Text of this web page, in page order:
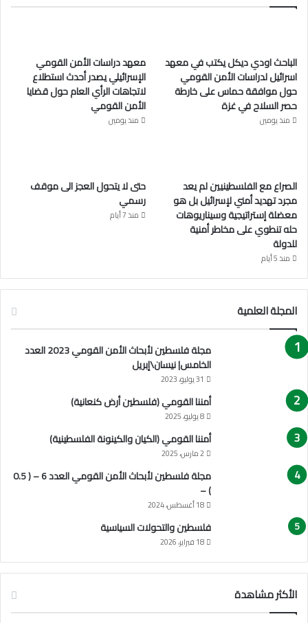
ب
ك
u
u
b
e
ت
ر
ا
الباحث اودي ديكل يكتب في معهد
اسرائيل لدراسات الأمن القومي
حول موافقة حماس على خارطة
حصر السلاح في غزة
منذ يومين
معهد دراسات الأمن القومي
الإسرائيلي يصدر أحدث استطلاع
لاتجاهات الرأي العام حول قضايا
الأمن القومي
منذ يومين
الصراع مع الفلسطينيين لم يعد
مجرد تهديد أمني لإسرائيل بل هو
معضلة إستراتيجية وسيناريوهات
حله تنطوي على مخاطر أمنية
للدولة
منذ 5 أيام
حتى لا يتحول العجز الى موقف
رسمي
منذ 7 أيام
المجلة العلمية
مجلة فلسطين لأبحاث الأمن القومي 2023 العدد
الخامس| نيسان\إبريل
31 يوليو، 2023
أمننا القومي (فلسطين أرض كنعانية)
8 يوليو، 2025
أمننا القومي (الكيان والكينونة الفلسطينية)
2 مارس، 2025
مجلة فلسطين لأبحاث الأمن القومي العدد 6 – ( 0.5
) –
18 أغسطس، 2024
فلسطين والتحولات السياسية
18 فبراير، 2026
الأكثر مشاهدة